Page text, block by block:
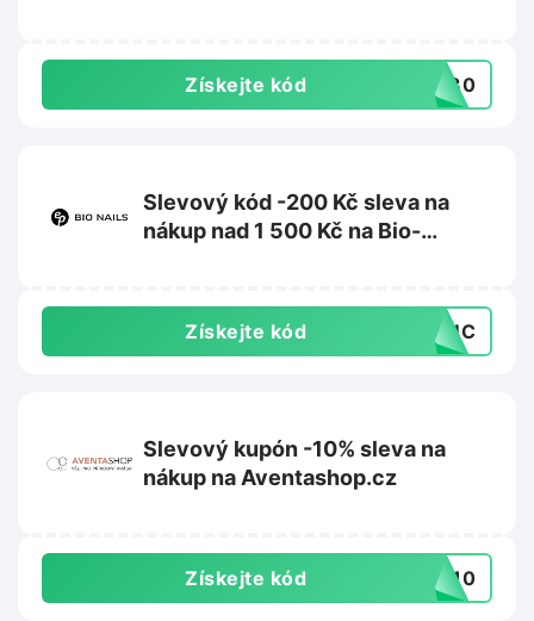
Získejte kód CK30
Slevový kód -200 Kč sleva na
nákup nad 1 500 Kč na Bio-
Získejte kód D8UC
Slevový kupón -10% sleva na
nákup na Aventashop.cz
Získejte kód TA10